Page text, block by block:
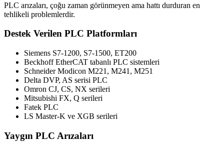
PLC arızaları, çoğu zaman görünmeyen ama hattı durduran en
tehlikeli problemlerdir.
Destek Verilen PLC Platformları
Siemens S7-1200, S7-1500, ET200
Beckhoff EtherCAT tabanlı PLC sistemleri
Schneider Modicon M221, M241, M251
Delta DVP, AS serisi PLC
Omron CJ, CS, NX serileri
Mitsubishi FX, Q serileri
Fatek PLC
LS Master-K ve XGB serileri
Yaygın PLC Arızaları